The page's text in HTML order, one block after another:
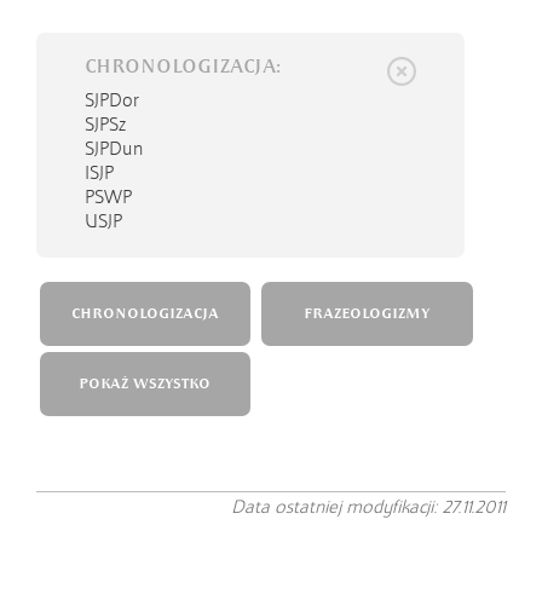
CHRONOLOGIZACJA:
SJPDor
SJPSz
SJPDun
ISJP
PSWP
USJP
CHRONOLOGIZACJA FRAZEOLOGIZMY
POKAŻ WSZYSTKO
Data ostatniej modyfikacji: 27.11.2011